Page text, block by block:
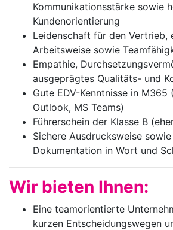
Kommunikationsstärke sowie
Kundenorientierung
Leidenschaft für den Vertrieb,
Arbeitsweise sowie
Empathie,
ausgeprägtes Qualitäts- und
Gute EDV-Kenntnisse in M365
Outlook, MS Teams)
Führerschein der Klasse B
Sichere Ausdrucksweise
Dokumentation in Wort und
Wir bieten Ihnen:
Eine teamorientierte
kurzen Entscheidungswegen